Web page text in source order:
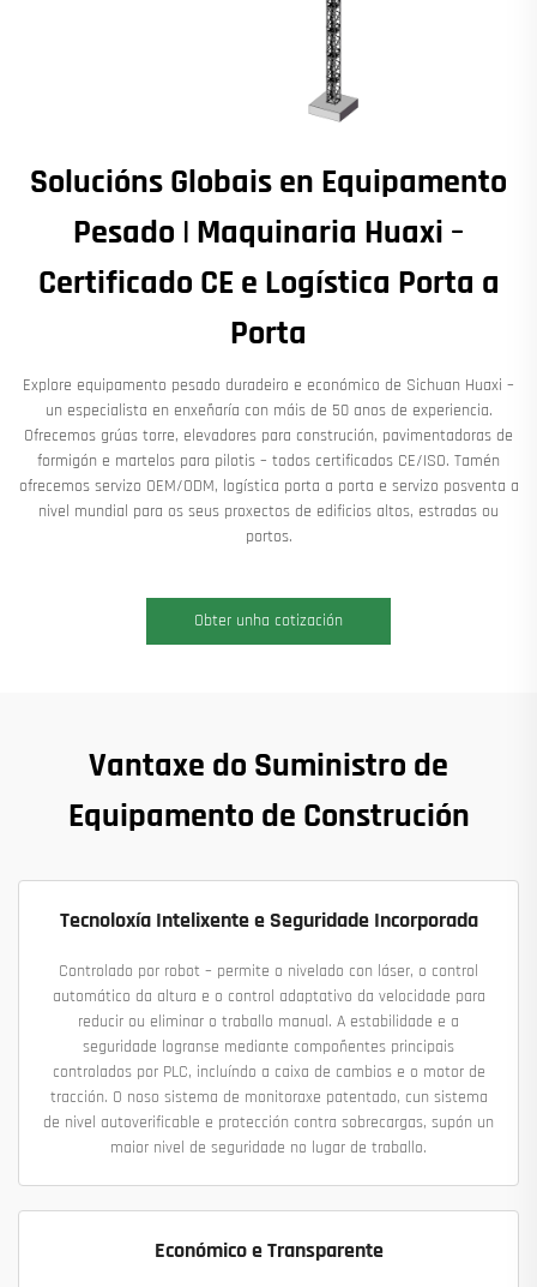
Solucións Globais en Equipamento
Pesado | Maquinaria Huaxi –
Certificado CE e Logística Porta a
Porta
Explore equipamento pesado duradeiro e económico de Sichuan Huaxi –
un especialista en enxeñaría con máis de 50 anos de experiencia.
Ofrecemos grúas torre, elevadores para construción, pavimentadoras de
formigón e martelos para pilotis – todos certificados CE/ISO. Tamén
ofrecemos servizo OEM/ODM, logística porta a porta e servizo posventa a
nivel mundial para os seus proxectos de edificios altos, estradas ou
portos.
Obter unha cotización
Vantaxe do Suministro de
Equipamento de Construción
Tecnoloxía Intelixente e Seguridade Incorporada
Controlado por robot – permite o nivelado con láser, o control
automático da altura e o control adaptativo da velocidade para
reducir ou eliminar o traballo manual. A estabilidade e a
seguridade logranse mediante compoñentes principais
controlados por PLC, incluíndo a caixa de cambios e o motor de
tracción. O noso sistema de monitoraxe patentado, cun sistema
de nivel autoverificable e protección contra sobrecargas, supón un
maior nivel de seguridade no lugar de traballo.
Económico e Transparente